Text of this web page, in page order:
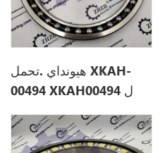
هيونداي .تحمل XKAH-
00494 XKAH00494 ل